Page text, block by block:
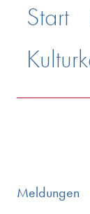
Start
Meldungen